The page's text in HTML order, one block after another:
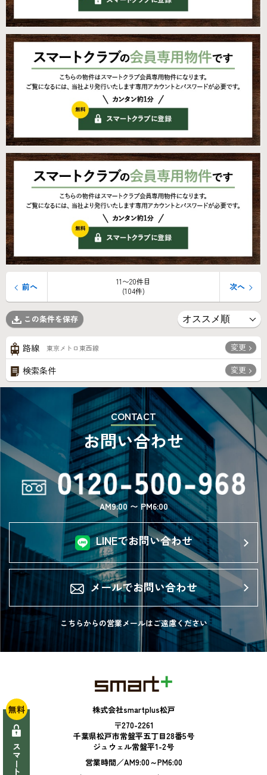
11〜20件目
(104件)
前へ 次へ
この条件を保存
路線 東京メトロ東西線 変更
検索条件 変更
CONTACT
お問い合わせ
AM9:00 〜 PM6:00
LINEでお問い合わせ
メールでお問い合わせ
こちらからの営業メールはご遠慮ください
株式会社smartplus松戸
〒270-2261
千葉県松戸市常盤平五丁目28番5号
ジュウェル常盤平1-2号
営業時間／AM9:00～PM6:00
無料